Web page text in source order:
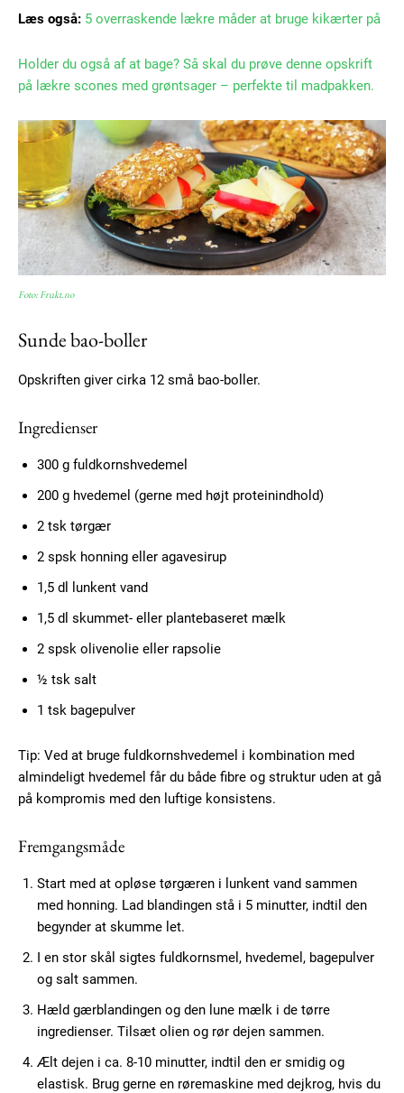
Læs også: 5 overraskende lækre måder at bruge kikærter på
Holder du også af at bage? Så skal du prøve denne opskrift
på lækre scones med grøntsager – perfekte til madpakken.
Foto: Frukt.no
Sunde bao-boller
Opskriften giver cirka 12 små bao-boller.
Ingredienser
300 g fuldkornshvedemel
200 g hvedemel (gerne med højt proteinindhold)
2 tsk tørgær
2 spsk honning eller agavesirup
1,5 dl lunkent vand
1,5 dl skummet- eller plantebaseret mælk
2 spsk olivenolie eller rapsolie
½ tsk salt
1 tsk bagepulver
Tip: Ved at bruge fuldkornshvedemel i kombination med
almindeligt hvedemel får du både fibre og struktur uden at gå
på kompromis med den luftige konsistens.
Fremgangsmåde
Start med at opløse tørgæren i lunkent vand sammen
med honning. Lad blandingen stå i 5 minutter, indtil den
begynder at skumme let.
I en stor skål sigtes fuldkornsmel, hvedemel, bagepulver
og salt sammen.
Hæld gærblandingen og den lune mælk i de tørre
ingredienser. Tilsæt olien og rør dejen sammen.
Ælt dejen i ca. 8-10 minutter, indtil den er smidig og
elastisk. Brug gerne en røremaskine med dejkrog, hvis du